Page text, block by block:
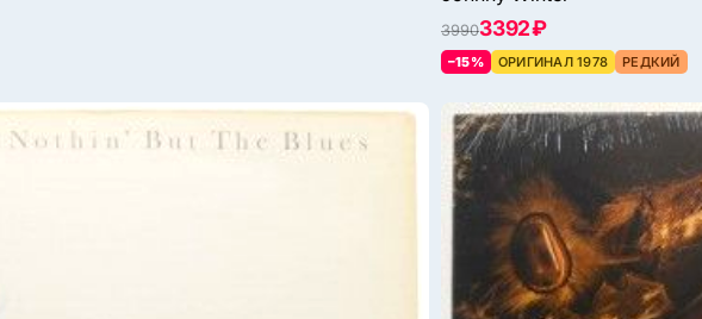
39903392 ₽
–15% ОРИГИНАЛ 1978 РЕДКИЙ